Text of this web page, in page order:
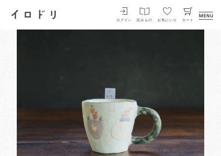
イロドリ
ログイン 読みもの お気にいり カート